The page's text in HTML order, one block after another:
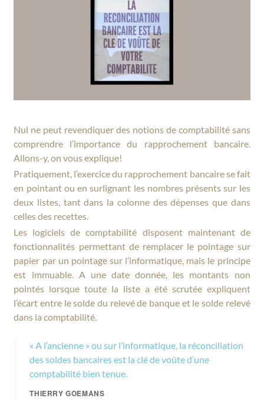
Nul ne peut revendiquer des notions de comptabilité sans
comprendre l’importance du rapprochement bancaire.
Allons-y, on vous explique!
Pratiquement, l’exercice du rapprochement bancaire se fait
en pointant ou en surlignant les nombres présents sur les
deux listes, tant dans la colonne des dépenses que dans
celles des recettes.
Les logiciels de comptabilité disposent maintenant de
fonctionnalités permettant de remplacer le pointage sur
papier par un pointage sur l’informatique, mais le principe
est immuable. A une date donnée, les montants non
pointés lorsque toute la liste a été scrutée expliquent
l’écart entre le solde du relevé de banque et le solde relevé
dans la comptabilité.
« A l’ancienne » ou sur l’informatique, la réconciliation
des soldes bancaires est la clé de voûte d’une
comptabilité bien tenue.
THIERRY GOEMANS